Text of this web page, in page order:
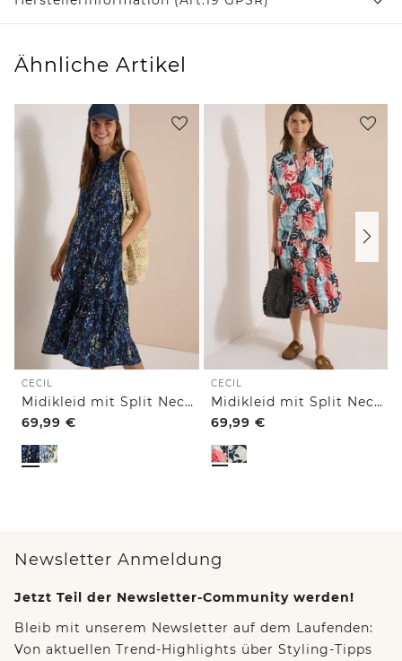
Ähnliche Artikel
CECIL
Midikleid mit Split Neck und Print
69,99 €
CECIL
Midikleid mit Split Neck und Print
69,99 €
Newsletter Anmeldung
Jetzt Teil der Newsletter-Community werden!
Bleib mit unserem Newsletter auf dem Laufenden:
Von aktuellen Trend-Highlights über Styling-Tipps